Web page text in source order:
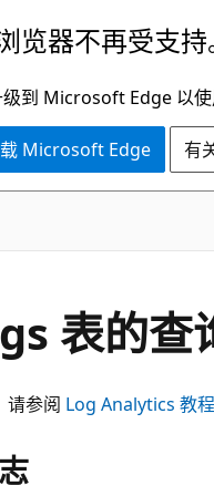
览器不再受支持
到 Microsoft Edge 以使
Microsoft Edge 有
表的查
请参阅 Log Analytics 教程